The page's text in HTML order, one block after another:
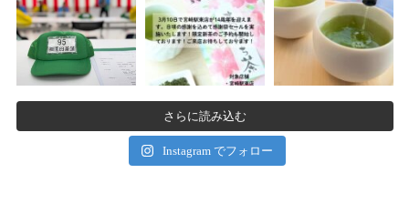
さらに読み込む
Instagram でフォロー